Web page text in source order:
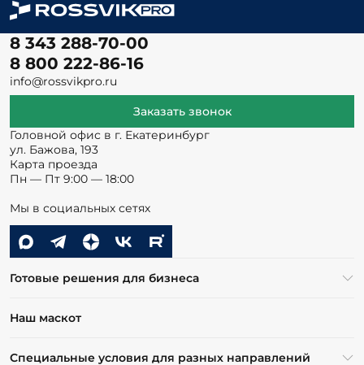
8 343 288-70-00
8 800 222-86-16
info@rossvikpro.ru
Заказать звонок
Головной офис в г. Екатеринбург
ул. Бажова, 193
Карта проезда
Пн — Пт 9:00 — 18:00
Мы в социальных сетях
Готовые решения для бизнеса
Наш маскот
Специальные условия для разных направлений